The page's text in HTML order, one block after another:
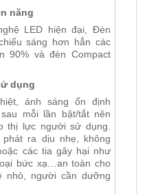
năng
LED hiện đại, Đèn
sáng hơn hẳn các
90% và đèn Compact
dụng
ánh sáng ổn định
mỗi lần bật/tắt nên
thị lực người sử dụng.
ra dịu nhẹ, không
các tia gây hại như
bức xạ…an toàn cho
nhỏ, người cần dưỡng